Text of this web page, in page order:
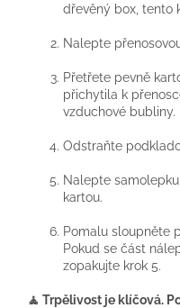
dřevěný box, tento
Nalepte
Přetřete pevně
přichytila k
vzduchové bubliny.
Odstraňte
Nalepte
kartou.
Pomalu sloupněte
Pokud se část
zopakujte krok 5.
🧘 Trpělivost je klíčová.